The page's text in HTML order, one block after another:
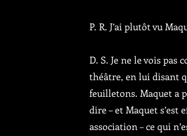
P. R. J’ai plutôt vu
D. S. Je ne le vois
théâtre, en lui disant
feuilletons. Maquet a
dire – et Maquet s’est
association – ce qui